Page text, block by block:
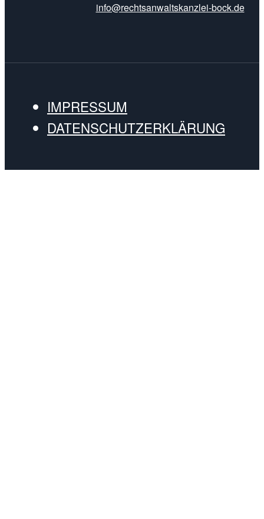
info@rechtsanwaltskanzlei-bock.de
IMPRESSUM
DATENSCHUTZERKLÄRUNG